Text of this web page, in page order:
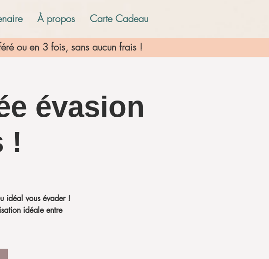
À propos Carte Cadeau
ou en 3 fois, sans aucun frais !
évasion
!
idéal vous évader !
idéale entre